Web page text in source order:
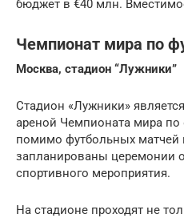
бюджет в €40 млн.
Чемпионат мира по
Москва, стадион “Лужники”
Стадион «Лужники»
ареной Чемпионата мира по
помимо футбольных матчей
запланированы церемонии
спортивного мероприятия.
На стадионе проходят не